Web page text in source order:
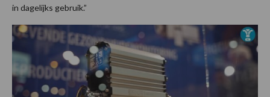
in dagelijks gebruik.”